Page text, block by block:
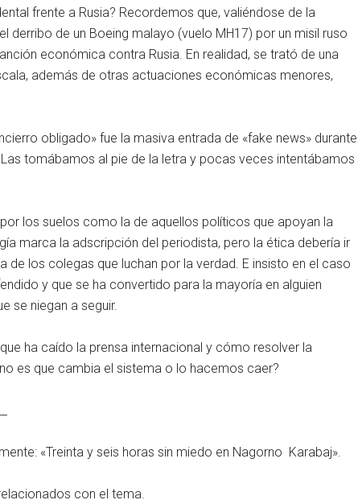
frente a Rusia? Recordemos que, valiéndose de la
de un Boeing malayo (vuelo MH17) por un misil ruso
económica contra Rusia. En realidad, se trató de una
además de otras actuaciones económicas menores,
obligado» fue la masiva entrada de «fake news» durante
tomábamos al pie de la letra y pocas veces intentábamos
los suelos como la de aquellos políticos que apoyan la
marca la adscripción del periodista, pero la ética debería ir
de los colegas que luchan por la verdad. E insisto en el caso
y que se ha convertido para la mayoría en alguien
se niegan a seguir.
ha caído la prensa internacional y cómo resolver la
es que cambia el sistema o lo hacemos caer?
«Treinta y seis horas sin miedo en Nagorno Karabaj».
con el tema.